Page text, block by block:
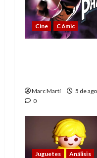
Cine Cómic
Marc Martí
5 de
0
Juguetes
Análisis